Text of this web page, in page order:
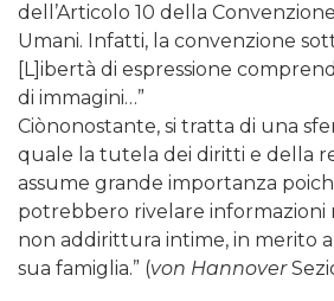
dell’Articolo 10 della
Umani. Infatti, la convenzione
[L]ibertà di espressione
di immagini…”
Ciònonostante, si tratta di una
quale la tutela dei diritti e della
assume grande importanza
potrebbero rivelare informazioni
non addirittura intime, in merito
sua famiglia.” (von Hannover